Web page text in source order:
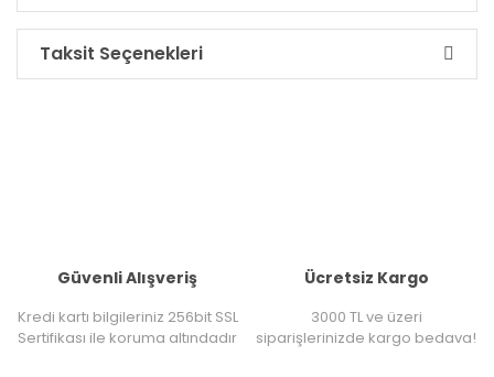
Taksit Seçenekleri
Güvenli Alışveriş
Kredi kartı bilgileriniz 256bit SSL
Sertifikası ile koruma altındadır
Ücretsiz Kargo
3000 TL ve üzeri
siparişlerinizde kargo bedava!